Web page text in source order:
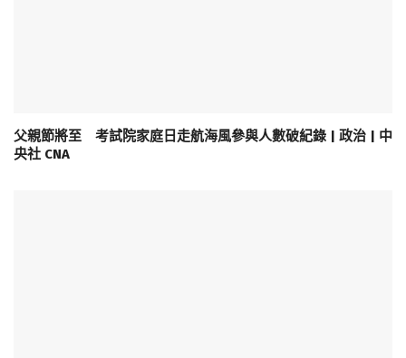
父親節將至 考試院家庭日走航海風參與人數破紀錄 | 政治 | 中
央社 CNA